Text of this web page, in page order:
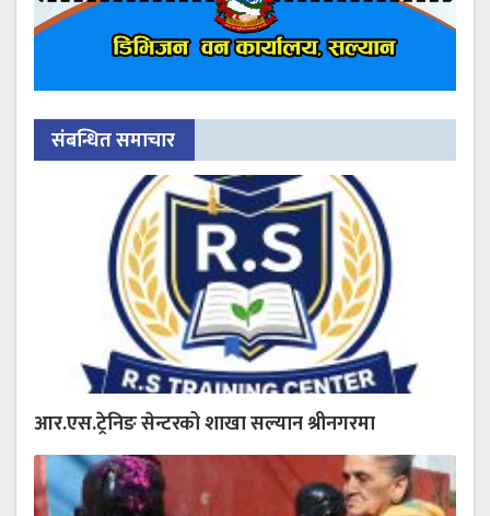
संबन्धित समाचार
आर.एस.ट्रेनिङ सेन्टरको शाखा सल्यान श्रीनगरमा